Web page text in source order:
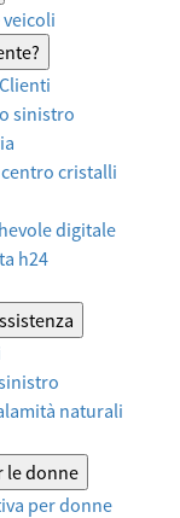
veicoli
sinistro
cristalli
digitale
h24
naturali
le donne
per donne